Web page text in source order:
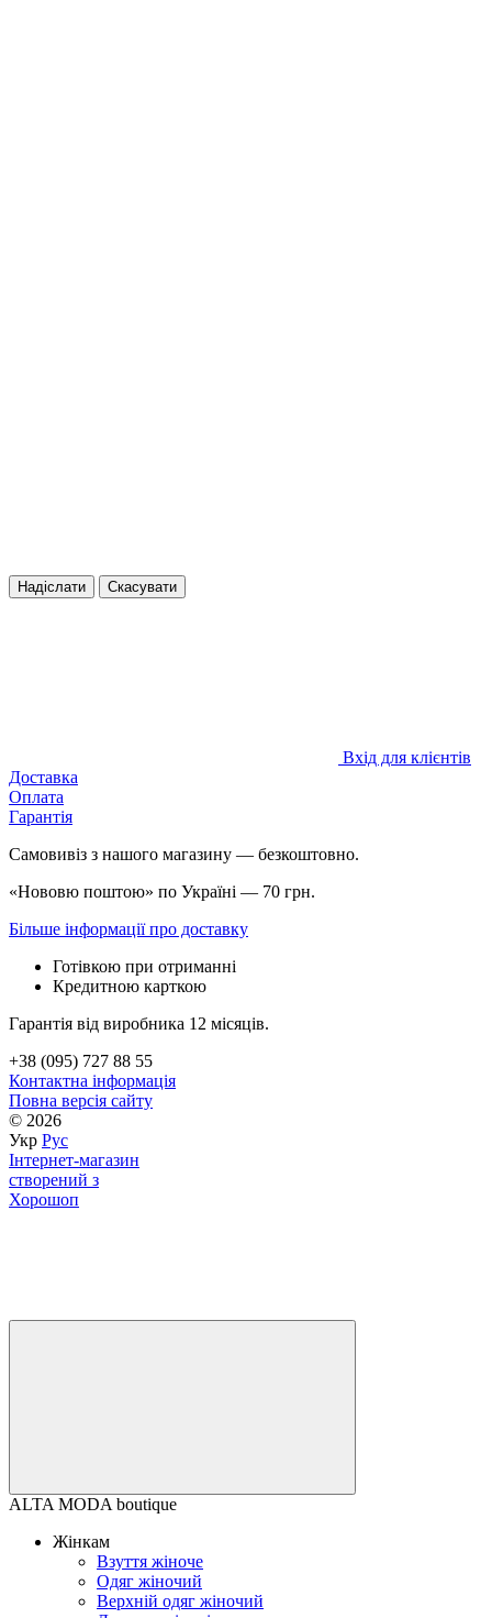
Надіслати Скасувати
Вхід для клієнтів
Доставка
Оплата
Гарантія
Самовивіз з нашого магазину — безкоштовно.
«Нововю поштою» по Україні — 70 грн.
Більше інформації про доставку
Готівкою при отриманні
Кредитною карткою
Гарантія від виробника 12 місяців.
+38 (095) 727 88 55
Контактна інформація
Повна версія сайту
© 2026
Укр Рус
Інтернет-магазин
створений з
Хорошоп
ALTA MODA boutique
Жінкам
Взуття жіноче
Одяг жіночий
Верхній одяг жіночий